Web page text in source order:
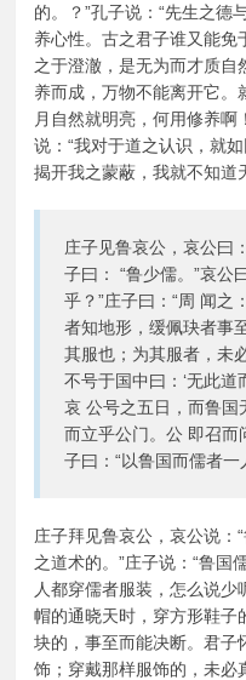
的。？”孔子说：“先生之德
养心性。古之君子谁又能免
之于澄澈，是无为而才质自
养而成，万物不能离开它。
月自然就明亮，何用修养啊
说：“我对于道之认识，就
揭开我之蒙蔽，我就不知道
庄子见鲁哀公，哀公曰
子曰： “鲁少儒。”哀公
乎？”庄子曰：“周 闻之
者知地形，缓佩玦者事
其服也；为其服者，未
不号于国中曰：‘无此道
哀 公号之五日，而鲁国
而立乎公门。公 即召而
子曰：“以鲁国而儒者
庄子拜见鲁哀公，哀公说：
之道术的。”庄子说：“鲁国
人都穿儒者服装，怎么说少
帽的通晓天时，穿方形鞋子
块的，事至而能决断。君子
饰；穿戴那样服饰的，未必